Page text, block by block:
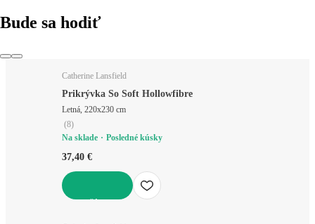
Bude sa hodiť
Catherine Lansfield
Prikrývka So Soft Hollowfibre
Letná, 220x230 cm
(8)
Na sklade
Posledné kúsky
37,40 €